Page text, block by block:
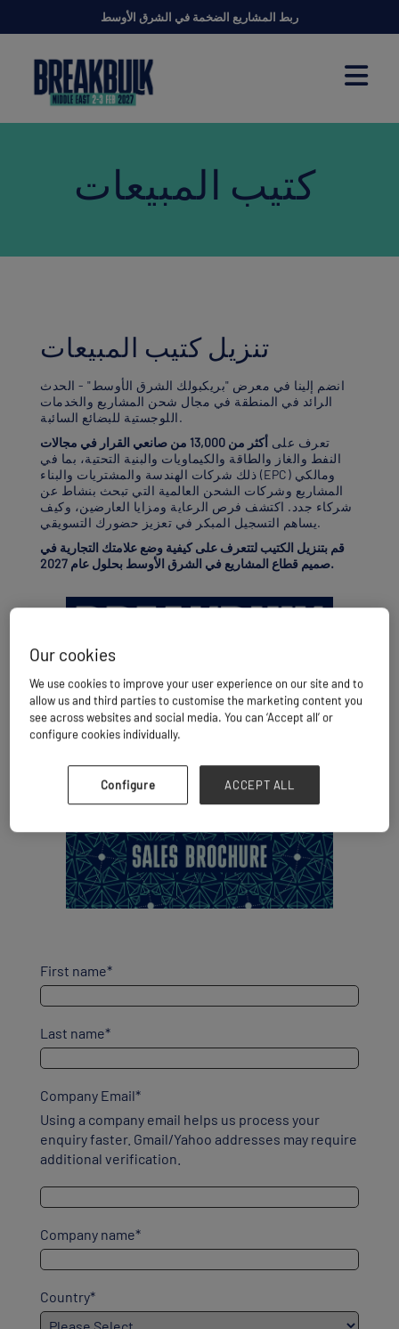
ربط المشاريع الضخمة في الشرق الأوسط
كتيب المبيعات
تنزيل كتيب المبيعات
انضم إلينا في معرض "بريكبولك الشرق الأوسط" - الحدث
الرائد في المنطقة في مجال شحن المشاريع والخدمات
اللوجستية للبضائع السائبة.
تعرف على أكثر من 13,000 من صانعي القرار في مجالات
النفط والغاز والطاقة والكيماويات والبنية التحتية، بما في
ذلك شركات الهندسة والمشتريات والبناء (EPC) ومالكي
المشاريع وشركات الشحن العالمية التي تبحث بنشاط عن
شركاء جدد. اكتشف فرص الرعاية ومزايا العارضين، وكيف
يساهم التسجيل المبكر في تعزيز حضورك التسويقي.
قم بتنزيل الكتيب لتتعرف على كيفية وضع علامتك التجارية في
صميم قطاع المشاريع في الشرق الأوسط بحلول عام 2027.
First name*
Last name*
Company Email*
Using a company email helps us process your
enquiry faster. Gmail/Yahoo addresses may require
additional verification.
Company name*
Country*
Our cookies
We use cookies to improve your user experience on our site and to
allow us and third parties to customise the marketing content you
see across websites and social media. You can ‘Accept all’ or
configure cookies individually.
Configure ACCEPT ALL